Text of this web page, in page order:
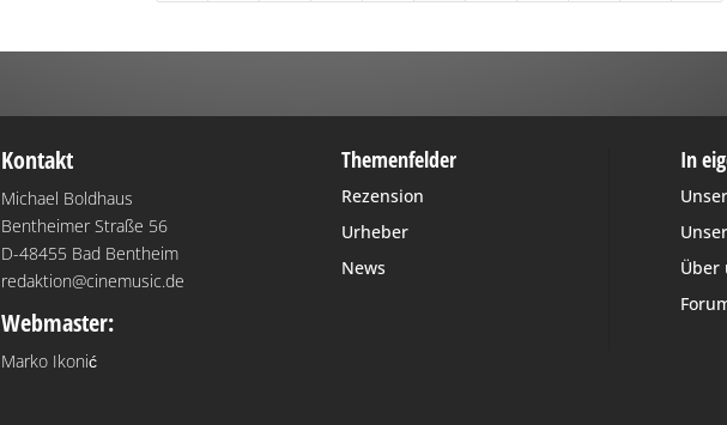
Kontakt
Michael Boldhaus
Bentheimer Straße 56
D-48455 Bad Bentheim
redaktion@cinemusic.de
Webmaster:
Marko Ikonić
Themenfelder
Rezension
Urheber
News
In
Über